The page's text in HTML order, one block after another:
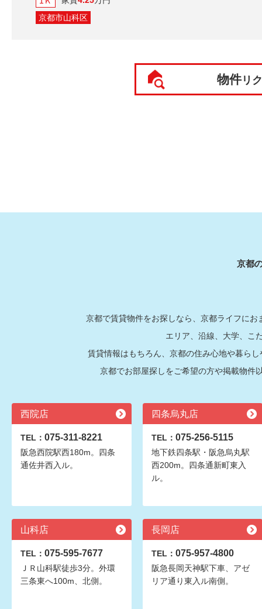
京都市山科区
物件リ
京都
京都で賃貸物件をお探しなら、京都ライフに
エリア、沿線、大学、こ
賃貸情報はもちろん、京都の住み心地や暮ら
京都でお部屋探しをご希望の方や掲載物件
西院店
TEL： 075-311-8221
阪急西院駅西180m。四条
通佐井西入ル。
四条烏丸店
TEL： 075-256-5115
地下鉄四条駅・阪急烏丸駅
西200m。四条通新町東入
ル。
山科店
TEL： 075-595-7677
ＪＲ山科駅徒歩3分。外環
三条東へ100m、北側。
長岡店
TEL： 075-957-4800
阪急長岡天神駅下車、アゼ
リア通り東入ル南側。